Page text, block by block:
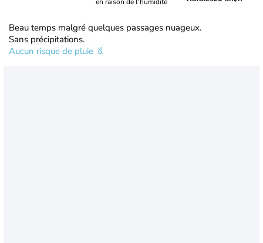
en raison de l'humidité
Beau temps malgré quelques passages nuageux.
Sans précipitations.
Aucun risque de pluie